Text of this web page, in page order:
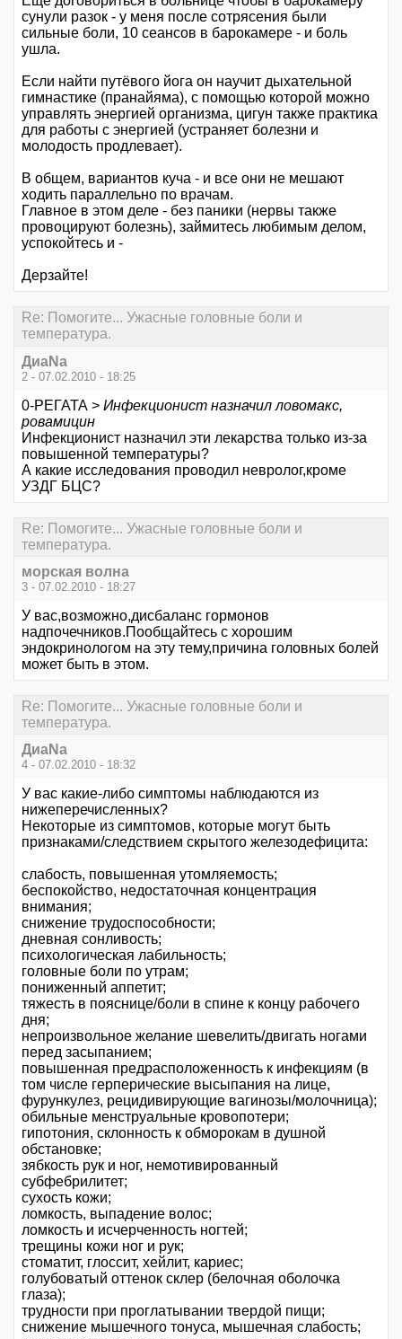
сунули разок - у меня после сотрясения были
сильные боли, 10 сеансов в барокамере - и боль
ушла.
Если найти путёвого йога он научит дыхательной
гимнастике (пранайяма), с помощью которой можно
управлять энергией организма, цигун также практика
для работы с энергией (устраняет болезни и
молодость продлевает).
В общем, вариантов куча - и все они не мешают
ходить параллельно по врачам.
Главное в этом деле - без паники (нервы также
провоцируют болезнь), займитесь любимым делом,
успокойтесь и -
Дерзайте!
Re: Помогите... Ужасные головные боли и
температура.
ДиаNa
2 - 07.02.2010 - 18:25
0-РЕГАТА > Инфекционист назначил ловомакс,
ровамицин
Инфекционист назначил эти лекарства только из-за
повышенной температуры?
А какие исследования проводил невролог,кроме
УЗДГ БЦС?
Re: Помогите... Ужасные головные боли и
температура.
морская волна
3 - 07.02.2010 - 18:27
У вас,возможно,дисбаланс гормонов
надпочечников.Пообщайтесь с хорошим
эндокринологом на эту тему,причина головных болей
может быть в этом.
Re: Помогите... Ужасные головные боли и
температура.
ДиаNa
4 - 07.02.2010 - 18:32
У вас какие-либо симптомы наблюдаются из
нижеперечисленных?
Некоторые из симптомов, которые могут быть
признаками/следствием скрытого железодефицита:
слабость, повышенная утомляемость;
беспокойство, недостаточная концентрация
внимания;
снижение трудоспособности;
дневная сонливость;
психологическая лабильность;
головные боли по утрам;
пониженный аппетит;
тяжесть в пояснице/боли в спине к концу рабочего
дня;
непроизвольное желание шевелить/двигать ногами
перед засыпанием;
повышенная предрасположенность к инфекциям (в
том числе герперические высыпания на лице,
фурункулез, рецидивирующие вагинозы/молочница);
обильные менструальные кровопотери;
гипотония, склонность к обморокам в душной
обстановке;
зябкость рук и ног, немотивированный
субфебрилитет;
сухость кожи;
ломкость, выпадение волос;
ломкость и исчерченность ногтей;
трещины кожи ног и рук;
стоматит, глоссит, хейлит, кариес;
голубоватый оттенок склер (белочная оболочка
глаза);
трyдности при проглатывании твердой пищи;
снижение мышечного тонуса, мышечная слабость;